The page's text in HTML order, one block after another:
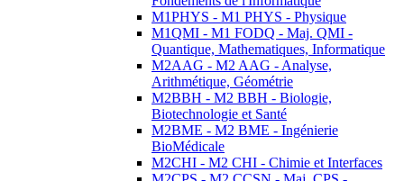
M1PHYS - M1 PHYS - Physique
M1QMI - M1 FODQ - Maj. QMI -
Quantique, Mathematiques, Informatique
M2AAG - M2 AAG - Analyse,
Arithmétique, Géométrie
M2BBH - M2 BBH - Biologie,
Biotechnologie et Santé
M2BME - M2 BME - Ingénierie
BioMédicale
M2CHI - M2 CHI - Chimie et Interfaces